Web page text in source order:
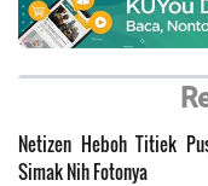
Netizen Heboh Titiek
Simak Nih Fotonya